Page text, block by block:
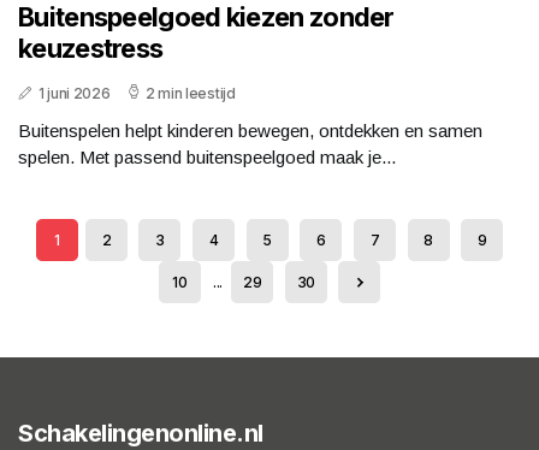
Buitenspeelgoed kiezen zonder
keuzestress
1 juni 2026 2 min leestijd
Buitenspelen helpt kinderen bewegen, ontdekken en samen
spelen. Met passend buitenspeelgoed maak je...
1 2 3 4 5 6 7 8 9
10 ... 29 30
Schakelingenonline.nl